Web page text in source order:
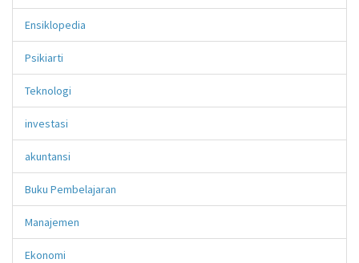
Ensiklopedia
Psikiarti
Teknologi
investasi
akuntansi
Buku Pembelajaran
Manajemen
Ekonomi